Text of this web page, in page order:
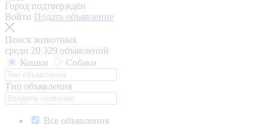
Город подтверждён
Войти Подать объявление
Поиск животных
среди 20 329 объявлений
Кошки
Собаки
Тип объявления
Все объявления